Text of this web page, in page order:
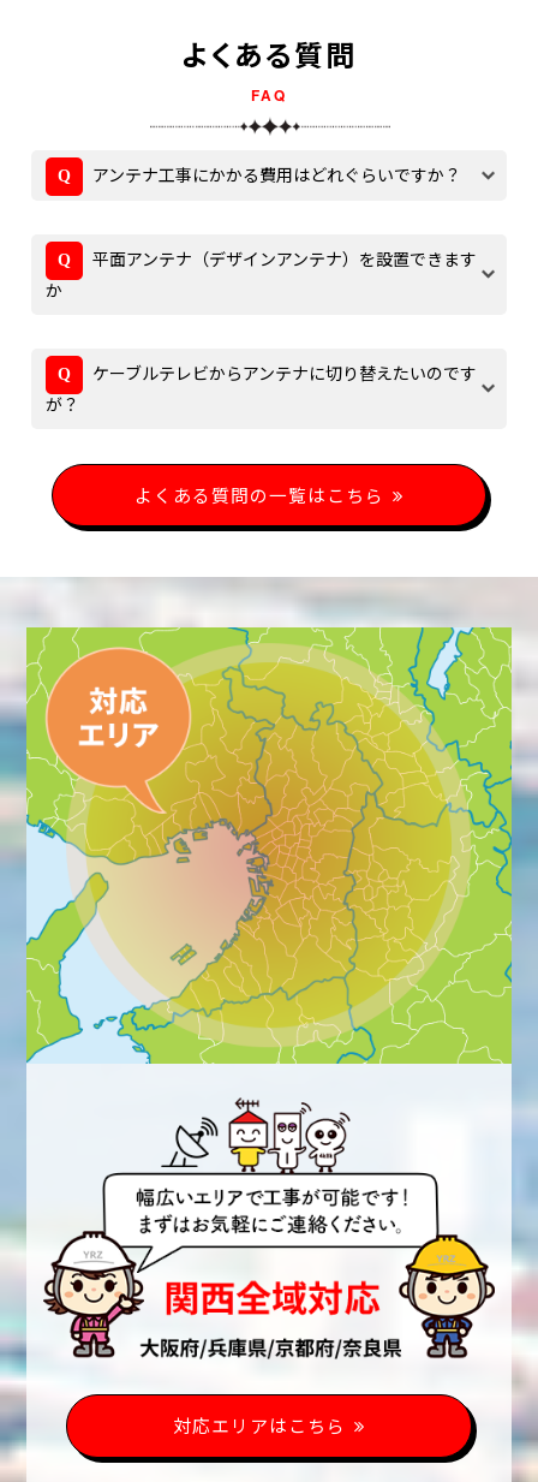
よくある質問
FAQ
アンテナ工事にかかる費用はどれぐらいですか？
平面アンテナ（デザインアンテナ）を設置できます
か
ケーブルテレビからアンテナに切り替えたいのです
が？
よくある質問の一覧はこちら
対応エリアはこちら